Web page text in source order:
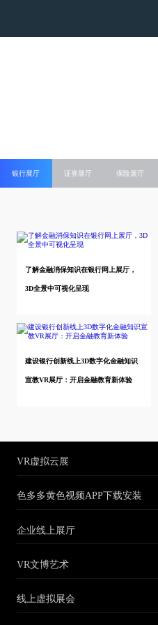
银行展厅 证券展厅 保险展厅
了解金融消保知识在银行网上展厅，
3D全景中可视化呈现
建设银行创新线上3D数字化金融知识
宣教VR展厅：开启金融教育新体验
VR虚拟云展
色多多黄色视频APP下载安装
企业线上展厅
VR文博艺术
线上虚拟展会